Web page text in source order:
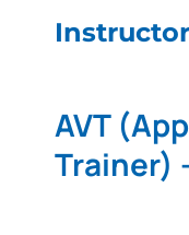
AVT
Trainer)